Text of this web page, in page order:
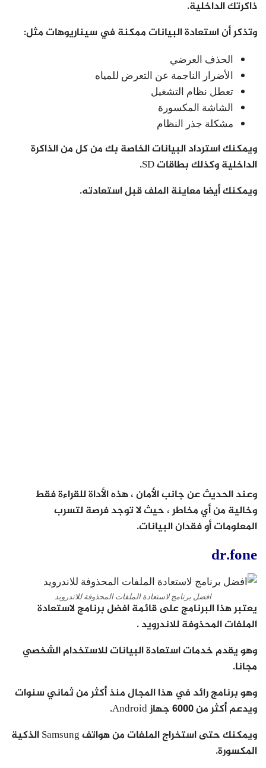
ذاكرتك الداخلية.
وتذكر أن استعادة البيانات ممكنة في سيناريوهات مثل:
الحذف العرضي
الأضرار الناجمة عن التعرض للمياه
تعطل نظام التشغيل
الشاشة المكسورة
مشكلة جذر النظام
ويمكنك استرداد البيانات الخاصة بك من كل من الذاكرة
الداخلية وكذلك بطاقات SD.
ويمكنك أيضا معاينة الملف قبل استعادته.
وعند الحديث عن جانب الأمان ، هذه الأداة للقراءة فقط
وخالية من أي مخاطر ، حيث لا توجد فرصة لتسرب
المعلومات أو فقدان البيانات.
dr.fone
افضل برنامج لاستعادة الملفات المحذوفة للاندرويد
يعتبر هذا البرنامج على قائمة افضل برنامج لاستعادة
الملفات المحذوفة للاندرويد .
وهو يقدم خدمات استعادة البيانات للاستخدام الشخصي
مجانا.
وهو برنامج رائد في هذا المجال منذ أكثر من ثماني سنوات
ويدعم أكثر من 6000 جهاز Android.
ويمكنك حتى استخراج الملفات من هواتف Samsung الذكية
المكسورة.